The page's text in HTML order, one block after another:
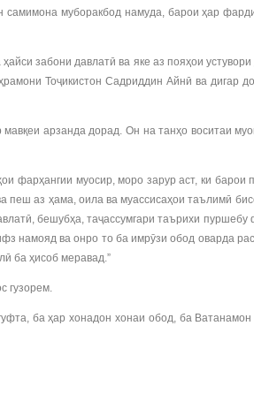
муборакбод намуда, барои ҳар
забони давлатӣ ва яке аз пояҳои
Тоҷикистон Садриддин Айнӣ ва дигар
арзанда дорад. Он на танҳо воситаи
фарҳангии муосир, моро зарур аст, ки барои
аз ҳама, оила ва муассисаҳои таълимӣ
бешубҳа, таҷассумгари таърихи пуршебу
намояд ва онро то ба имрӯзи обод оварда
ба ҳисоб меравад.”
гузорем.
ба ҳар хонадон хонаи обод, ба Ватанамон